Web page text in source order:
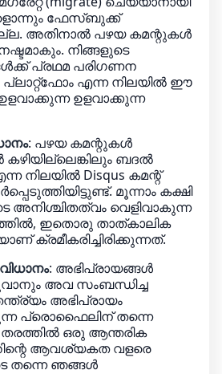
ഫേസ്ബുക്ക്
അതിനാൽ പഴയ കമന്റുകൾ
നിങ്ങളുടെ
പ്രഥമ പരിഗണന
എന്ന നിലയിൽ ഈ
ഉളവാക്കുന്ന
: പഴയ കമന്റുകൾ
കഴിയില്ലെങ്കിലും ബദൽ
നിലയിൽ Disqus കമന്റ്
മൂന്നാം കക്ഷി
അനിശ്ചിതത്വം വെളിവാകുന്ന
ഇതൊരു താത്കാലിക
ക്രമീകരിച്ചിരിക്കുന്നത്.
: അഭിപ്രായങ്ങൾ
അവ സംബന്ധിച്ച
അഭിപ്രായം
പ്രൊഫൈലിന് തന്നെ
തരത്തിൽ ഒരു ആന്തരിക
ആവശ്യകത വളരെ
തന്നെ ഞങ്ങൾ